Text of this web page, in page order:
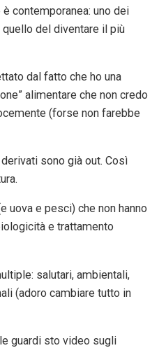
contemporanea: uno dei
del diventare il più
dal fatto che ho una
alimentare che non credo
(forse non farebbe
sono già out. Così
uova e pesci) che non hanno
e trattamento
salutari, ambientali,
(adoro cambiare tutto in
guardi sto video sugli